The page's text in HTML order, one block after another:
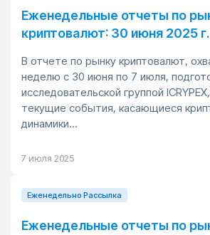
Еженедельные отчеты по
криптовалют: 30 июня 2025 г.
В отчете по рынку криптовалют,
неделю с 30 июня по 7 июля,
исследовательской группой
текущие события, касающиеся
динамики...
7 июля 2025
Еженедельно Pассылка
Еженедельные отчеты по